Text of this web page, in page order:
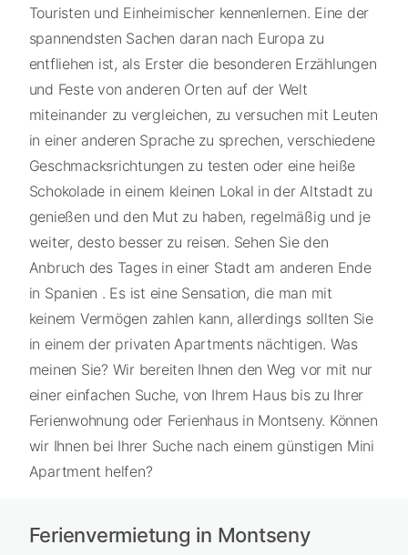
Touristen und Einheimischer kennenlernen. Eine der
spannendsten Sachen daran nach Europa zu
entfliehen ist, als Erster die besonderen Erzählungen
und Feste von anderen Orten auf der Welt
miteinander zu vergleichen, zu versuchen mit Leuten
in einer anderen Sprache zu sprechen, verschiedene
Geschmacksrichtungen zu testen oder eine heiße
Schokolade in einem kleinen Lokal in der Altstadt zu
genießen und den Mut zu haben, regelmäßig und je
weiter, desto besser zu reisen. Sehen Sie den
Anbruch des Tages in einer Stadt am anderen Ende
in Spanien . Es ist eine Sensation, die man mit
keinem Vermögen zahlen kann, allerdings sollten Sie
in einem der privaten Apartments nächtigen. Was
meinen Sie? Wir bereiten Ihnen den Weg vor mit nur
einer einfachen Suche, von Ihrem Haus bis zu Ihrer
Ferienwohnung oder Ferienhaus in Montseny. Können
wir Ihnen bei Ihrer Suche nach einem günstigen Mini
Apartment helfen?
Ferienvermietung in Montseny